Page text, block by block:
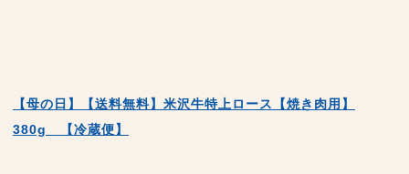
【母の日】【送料無料】米沢牛特上ロース【焼き肉用】
380g 【冷蔵便】